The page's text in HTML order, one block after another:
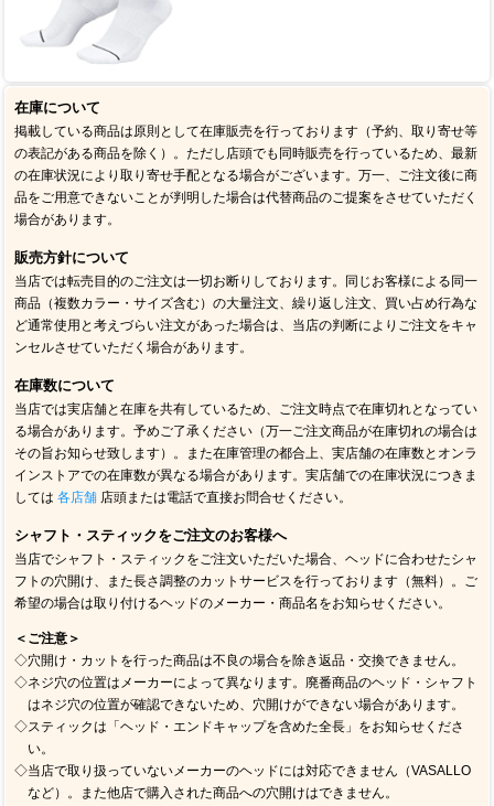
在庫について
掲載している商品は原則として在庫販売を行っております（予約、取り寄せ等
の表記がある商品を除く）。ただし店頭でも同時販売を行っているため、最新
の在庫状況により取り寄せ手配となる場合がございます。万一、ご注文後に商
品をご用意できないことが判明した場合は代替商品のご提案をさせていただく
場合があります。
販売方針について
当店では転売目的のご注文は一切お断りしております。同じお客様による同一
商品（複数カラー・サイズ含む）の大量注文、繰り返し注文、買い占め行為な
ど通常使用と考えづらい注文があった場合は、当店の判断によりご注文をキャ
ンセルさせていただく場合があります。
在庫数について
当店では実店舗と在庫を共有しているため、ご注文時点で在庫切れとなってい
る場合があります。予めご了承ください（万一ご注文商品が在庫切れの場合は
その旨お知らせ致します）。また在庫管理の都合上、実店舗の在庫数とオンラ
インストアでの在庫数が異なる場合があります。実店舗での在庫状況につきま
しては各店舗 店頭または電話で直接お問合せください。
シャフト・スティックをご注文のお客様へ
当店でシャフト・スティックをご注文いただいた場合、ヘッドに合わせたシャ
フトの穴開け、また長さ調整のカットサービスを行っております（無料）。ご
希望の場合は取り付けるヘッドのメーカー・商品名をお知らせください。
＜ご注意＞
◇穴開け・カットを行った商品は不良の場合を除き返品・交換できません。
◇ネジ穴の位置はメーカーによって異なります。廃番商品のヘッド・シャフト
はネジ穴の位置が確認できないため、穴開けができない場合があります。
◇スティックは「ヘッド・エンドキャップを含めた全長」をお知らせくださ
い。
◇当店で取り扱っていないメーカーのヘッドには対応できません（VASALLO
など）。また他店で購入された商品への穴開けはできません。